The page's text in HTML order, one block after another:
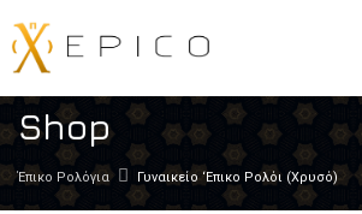
Shop
Έπικο Ρολόγια Γυναικείο ‘Επικο Ρολόι (Χρυσό)